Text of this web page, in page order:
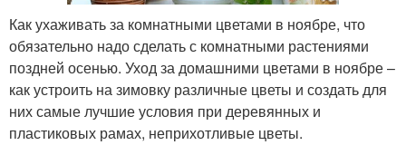
Как ухаживать за комнатными цветами в ноябре, что
обязательно надо сделать с комнатными растениями
поздней осенью. Уход за домашними цветами в ноябре –
как устроить на зимовку различные цветы и создать для
них самые лучшие условия при деревянных и
пластиковых рамах, неприхотливые цветы.